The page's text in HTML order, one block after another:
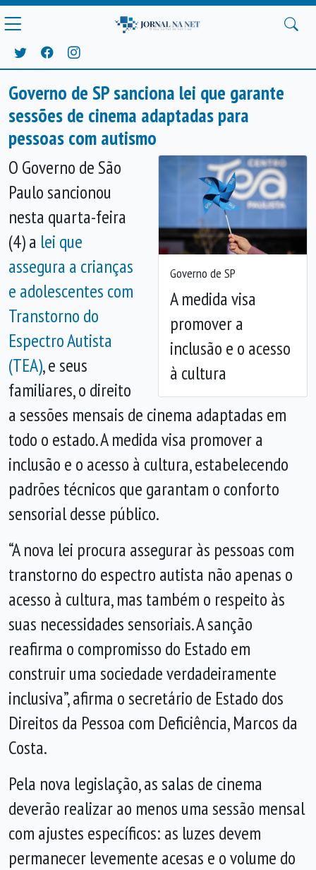
Governo de SP sanciona lei que garante
sessões de cinema adaptadas para
pessoas com autismo
Governo de SP
A medida visa
promover a
inclusão e o acesso
à cultura
O Governo de São
Paulo sancionou
nesta quarta-feira
(4) a lei que
assegura a crianças
e adolescentes com
Transtorno do
Espectro Autista
(TEA), e seus
familiares, o direito
a sessões mensais de cinema adaptadas em
todo o estado. A medida visa promover a
inclusão e o acesso à cultura, estabelecendo
padrões técnicos que garantam o conforto
sensorial desse público.
“A nova lei procura assegurar às pessoas com
transtorno do espectro autista não apenas o
acesso à cultura, mas também o respeito às
suas necessidades sensoriais. A sanção
reafirma o compromisso do Estado em
construir uma sociedade verdadeiramente
inclusiva”, afirma o secretário de Estado dos
Direitos da Pessoa com Deficiência, Marcos da
Costa.
Pela nova legislação, as salas de cinema
deverão realizar ao menos uma sessão mensal
com ajustes específicos: as luzes devem
permanecer levemente acesas e o volume do